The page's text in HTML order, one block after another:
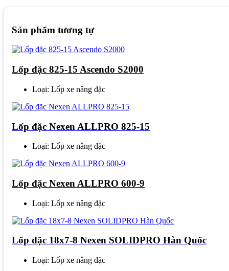
Sản phẩm tương tự
Lốp đặc 825-15 Ascendo S2000
Loại: Lốp xe nâng đặc
Lốp đặc Nexen ALLPRO 825-15
Loại: Lốp xe nâng đặc
Lốp đặc Nexen ALLPRO 600-9
Loại: Lốp xe nâng đặc
Lốp đặc 18x7-8 Nexen SOLIDPRO Hàn Quốc
Loại: Lốp xe nâng đặc